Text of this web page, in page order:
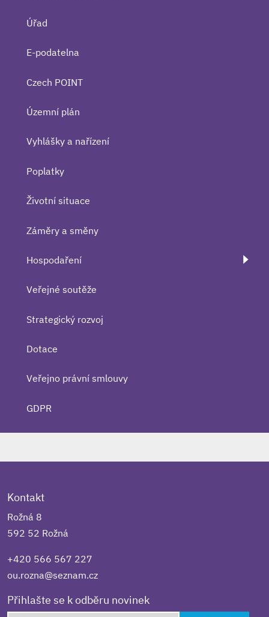
Úřad
E-podatelna
Czech POINT
Územní plán
Vyhlášky a nařízení
Poplatky
Životní situace
Záměry a směny
Hospodaření
Veřejné soutěže
Strategický rozvoj
Dotace
Veřejno právní smlouvy
GDPR
Kontakt
Rožná 8
592 52 Rožná
+420 566 567 227
ou.rozna@seznam.cz
Přihlašte se k odběru novinek